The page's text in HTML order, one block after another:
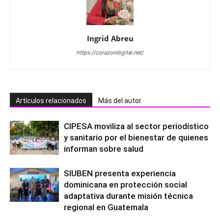
Ingrid Abreu
https://corazondigital.net/
Artículos relacionados Más del autor
CIPESA moviliza al sector periodístico
y sanitario por el bienestar de quienes
informan sobre salud
SIUBEN presenta experiencia
dominicana en protección social
adaptativa durante misión técnica
regional en Guatemala